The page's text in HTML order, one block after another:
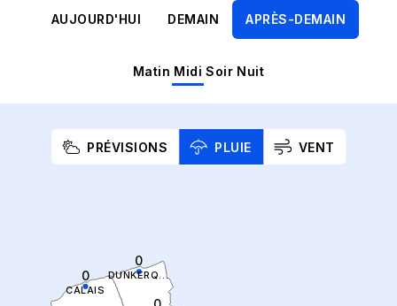
AUJOURD'HUI DEMAIN APRÈS-DEMAIN
Matin Midi Soir Nuit
PRÉVISIONS PLUIE VENT
0
CALAIS
0
DUNKERQUE